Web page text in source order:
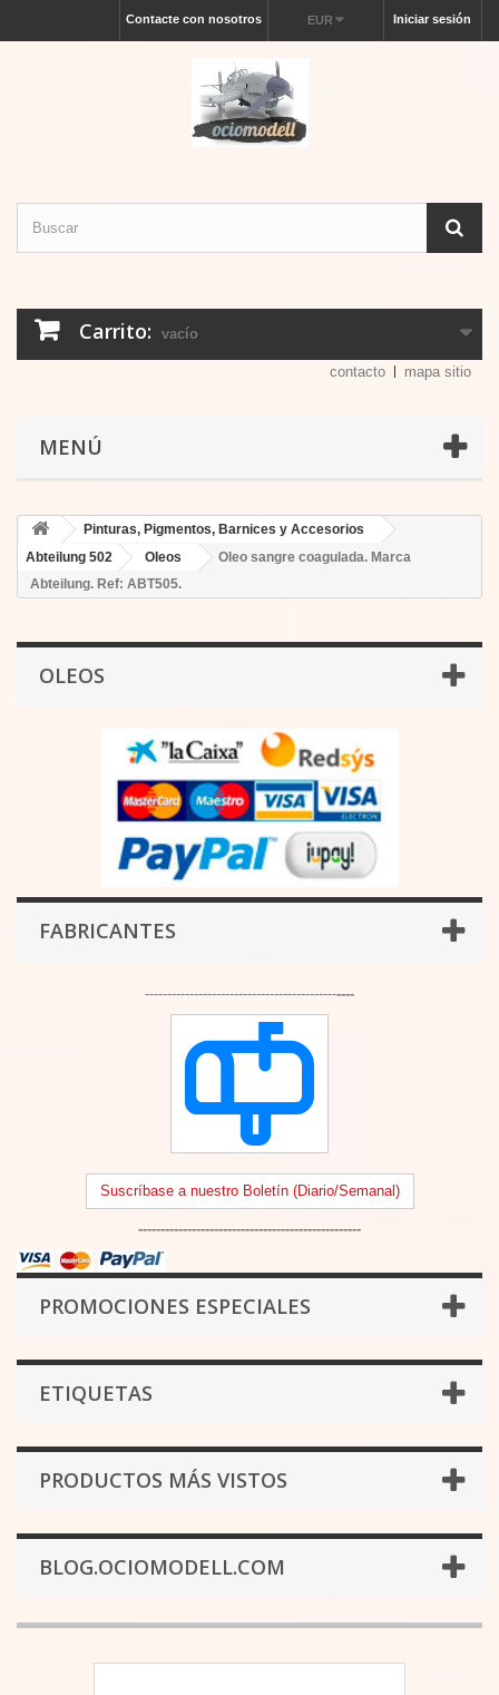
Iniciar sesión
EUR
Contacte con nosotros
Carrito: vacío
contacto mapa sitio
MENÚ
Pinturas, Pigmentos, Barnices y Accesorios
Abteilung 502
Oleos
Oleo sangre coagulada. Marca
Abteilung. Ref: ABT505.
OLEOS
FABRICANTES
-----------------------------------------------
Suscríbase a nuestro Boletín (Diario/Semanal)
--------------------------------------------------
PROMOCIONES ESPECIALES
ETIQUETAS
PRODUCTOS MÁS VISTOS
BLOG.OCIOMODELL.COM